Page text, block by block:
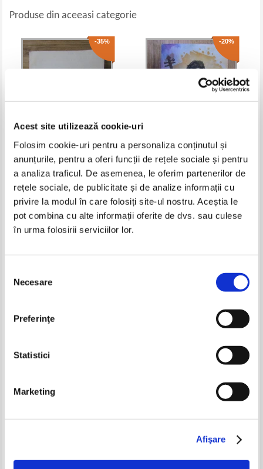
Acest site utilizează cookie-uri
Folosim cookie-uri pentru a personaliza conținutul și
anunțurile, pentru a oferi funcții de rețele sociale și pentru
a analiza traficul. De asemenea, le oferim partenerilor de
rețele sociale, de publicitate și de analize informații cu
privire la modul în care folosiți site-ul nostru. Aceștia le
pot combina cu alte informații oferite de dvs. sau culese
în urma folosirii serviciilor lor.
consimțământului
Necesare
Preferinţe
Statistici
Marketing
Afişare
Produse din aceeasi categorie
-35%
seara. The realm of dusk
Pret:23,00Lei 14,95 Lei
Adaugă în coș
-20%
Pret:30,00Lei 24,00 Lei
Adaugă în coș
Cella Serghi - Aceasta dulce
-30%